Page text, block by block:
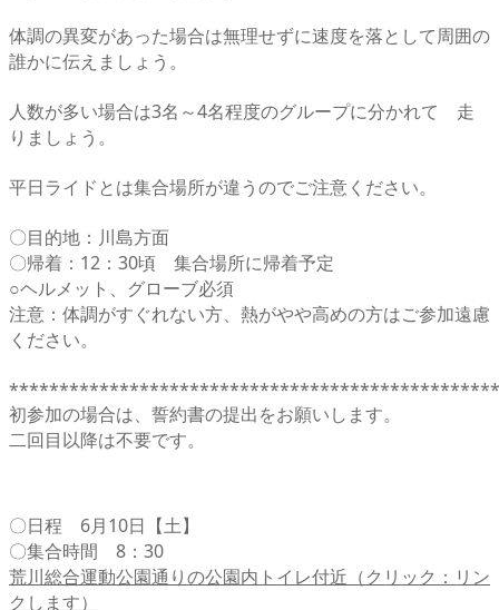
体調の異変があった場合は無理せずに速度を落として周囲の
誰かに伝えましょう。
人数が多い場合は3名～4名程度のグループに分かれて 走
りましょう。
平日ライドとは集合場所が違うのでご注意ください。
〇目的地：川島方面
〇帰着：12：30頃 集合場所に帰着予定
○ヘルメット、グローブ必須
注意：体調がすぐれない方、熱がやや高めの方はご参加遠慮
ください。
初参加の場合は、誓約書の提出をお願いします。
二回目以降は不要です。
〇日程 6月10日【土】
〇集合時間 8：30
荒川総合運動公園通りの公園内トイレ付近（クリック：リン
クします）